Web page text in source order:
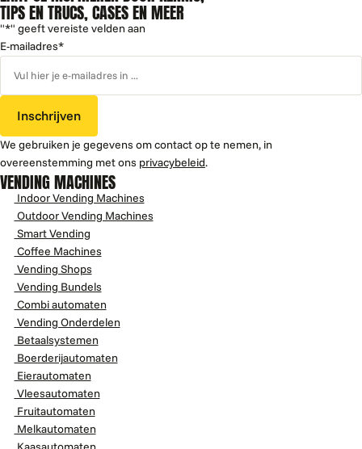
TIPS EN TRUCS, CASES EN MEER
"*" geeft vereiste velden aan
E-mailadres*
Inschrijven
We gebruiken je gegevens om contact op te nemen, in
overeenstemming met ons privacybeleid.
VENDING MACHINES
Indoor Vending Machines
Outdoor Vending Machines
Smart Vending
Coffee Machines
Vending Shops
Vending Bundels
Combi automaten
Vending Onderdelen
Betaalsystemen
Boerderijautomaten
Eierautomaten
Vleesautomaten
Fruitautomaten
Melkautomaten